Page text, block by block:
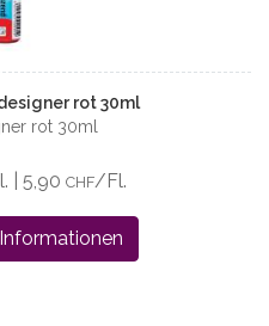
rot 30ml
rot 30ml
| 5,90 CHF/Fl.